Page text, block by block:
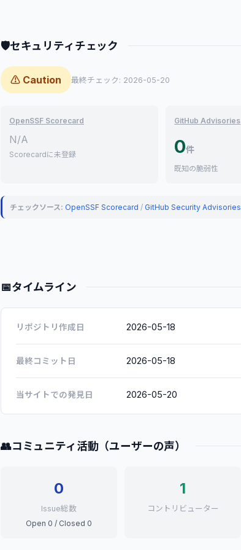
🛡セキュリティチェック
⚠ Caution 最終チェック: 2026-05-20
OpenSSF Scorecard
N/A
Scorecardに未登録
GitHub Advisories
0件
既知の脆弱性
チェックソース: OpenSSF Scorecard / GitHub Security Advisories
📅タイムライン
リポジトリ作成日 2026-05-18
最終コミット日 2026-05-18
当サイトでの発見日 2026-05-20
👥コミュニティ活動（ユーザーの声）
0
Issue総数
Open 0 / Closed 0
1
コントリビューター